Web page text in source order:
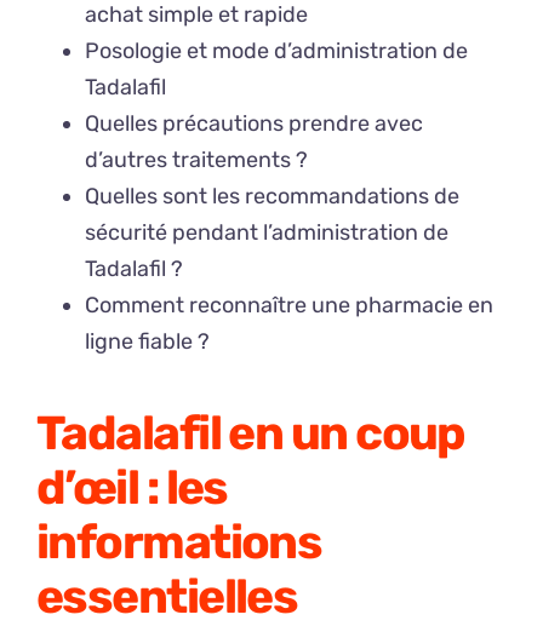
achat simple et rapide
Posologie et mode d’administration de
Tadalafil
Quelles précautions prendre avec
d’autres traitements ?
Quelles sont les recommandations de
sécurité pendant l’administration de
Tadalafil ?
Comment reconnaître une pharmacie en
ligne fiable ?
Tadalafil en un coup
d’œil : les
informations
essentielles